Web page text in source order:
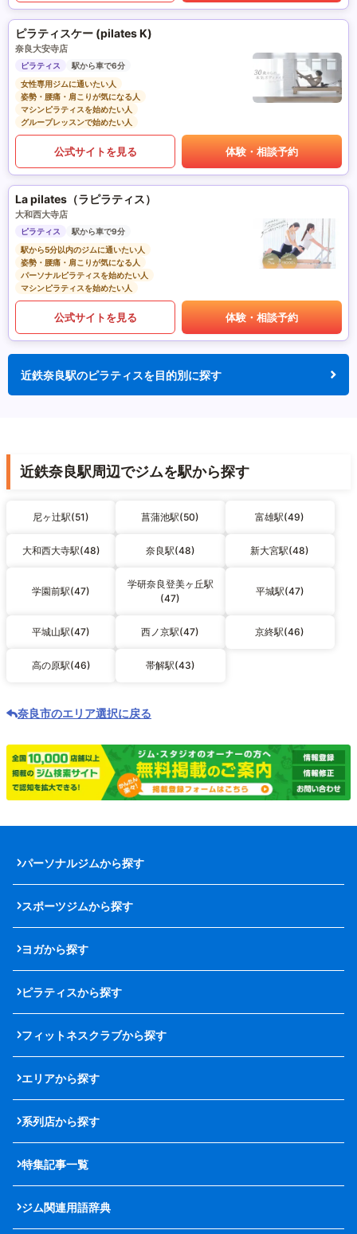
ピラティスケー (pilates K)
奈良大安寺店
ピラティス
駅から車で6分
女性専用ジムに通いたい人
姿勢・腰痛・肩こりが気になる人
マシンピラティスを始めたい人
グループレッスンで始めたい人
公式サイトを見る 体験・相談予約
La pilates（ラピラティス）
大和西大寺店
ピラティス
駅から車で9分
駅から5分以内のジムに通いたい人
姿勢・腰痛・肩こりが気になる人
パーソナルピラティスを始めたい人
マシンピラティスを始めたい人
公式サイトを見る 体験・相談予約
近鉄奈良駅のピラティスを目的別に探す
近鉄奈良駅周辺でジムを駅から探す
尼ヶ辻駅(51) 菖蒲池駅(50) 富雄駅(49)
大和西大寺駅(48) 奈良駅(48) 新大宮駅(48)
学園前駅(47)
学研奈良登美ヶ丘駅
(47)
平城駅(47)
平城山駅(47) 西ノ京駅(47) 京終駅(46)
高の原駅(46) 帯解駅(43)
奈良市のエリア選択に戻る
パーソナルジムから探す
スポーツジムから探す
ヨガから探す
ピラティスから探す
フィットネスクラブから探す
エリアから探す
系列店から探す
特集記事一覧
ジム関連用語辞典